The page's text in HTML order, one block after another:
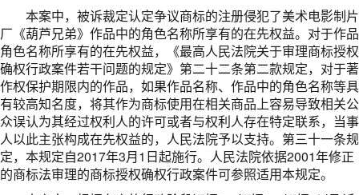
本案中，被诉裁定认定争议商标的注册侵犯了美术电影制片
厂《葫芦兄弟》作品中的角色名称所享有的在先权益。对于作品
角色名称所享有的在先权益，《最高人民法院关于审理商标授权
确权行政案件若干问题的规定》第二十二条第二款规定，对于著
作权保护期限内的作品，如果作品名称、作品中的角色名称等具
有较高知名度，将其作为商标使用在相关商品上容易导致相关公
众误认为其经过权利人的许可或者与权利人存在特定联系，当事
人以此主张构成在先权益的，人民法院予以支持。第三十一条规
定，本规定自2017年3月1日起施行。人民法院依据2001年修正
的商标法审理的商标授权确权行政案件可参照适用本规定。